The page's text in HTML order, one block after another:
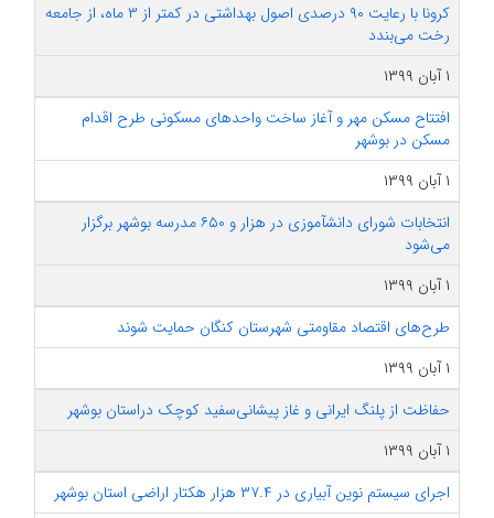
کرونا با رعایت ۹۰ درصدی اصول بهداشتی در کمتر از ۳ ماه، از جامعه
رخت می‌بندد
۱ آبان ۱۳۹۹
افتتاح مسکن مهر و آغاز ساخت واحدهای مسکونی طرح اقدام
مسکن در بوشهر
۱ آبان ۱۳۹۹
انتخابات شورای دانش‎آموزی در هزار و ۶۵۰ مدرسه بوشهر برگزار
می‌شود
۱ آبان ۱۳۹۹
طرح‌های اقتصاد مقاومتی شهرستان کنگان حمایت شوند
۱ آبان ۱۳۹۹
حفاظت از پلنگ ایرانی و غاز پیشانی‌سفید کوچک دراستان بوشهر
۱ آبان ۱۳۹۹
اجرای سیستم نوین آبیاری در ۳۷.۴ هزار هکتار اراضی استان بوشهر